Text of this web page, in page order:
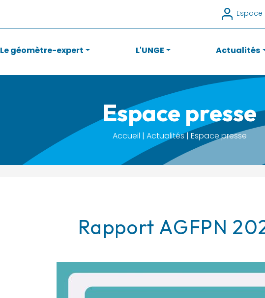
Le géomètre-expert L'UNGE Actualités
Espace presse
Accueil | Actualités | Espace presse
Rapport AGFPN